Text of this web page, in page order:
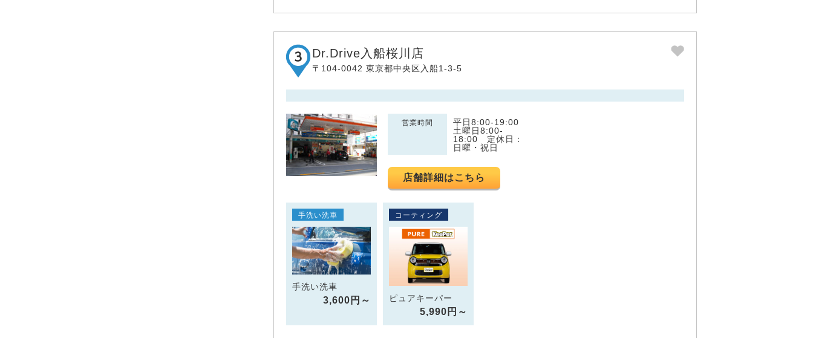
Dr.Drive入船桜川店
〒104-0042 東京都中央区入船1-3-5
営業時間
平日8:00-19:00
土曜日8:00-
18:00 定休日：
日曜・祝日
店舗詳細はこちら
手洗い洗車
手洗い洗車
3,600円～
コーティング
ピュアキーパー
5,990円～